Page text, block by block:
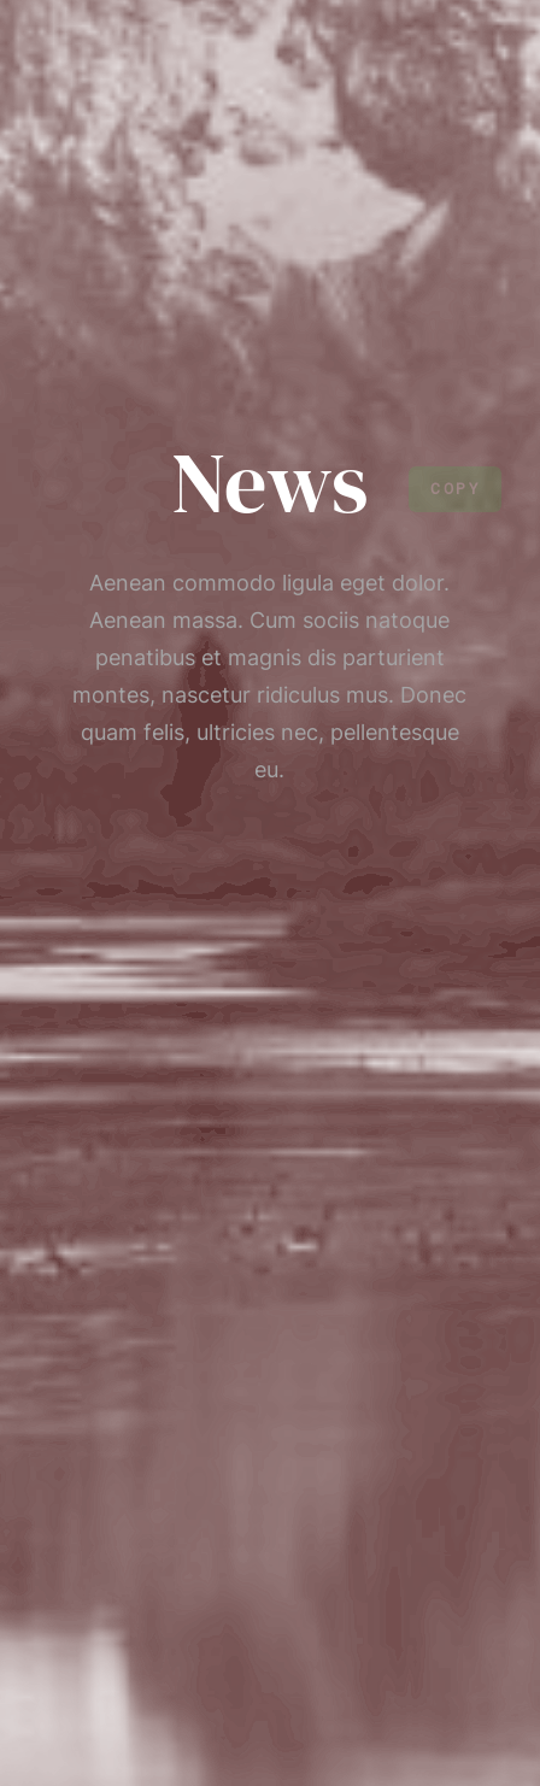
News
Aenean commodo ligula eget dolor.
Aenean massa. Cum sociis natoque
penatibus et magnis dis parturient
montes, nascetur ridiculus mus. Donec
quam felis, ultricies nec, pellentesque
eu.
COPY